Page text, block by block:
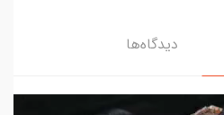
دیدگاه‌ها